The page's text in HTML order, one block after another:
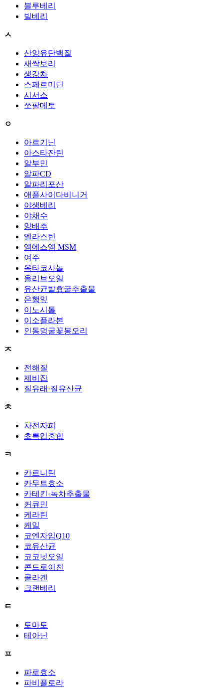
블루베리
빌베리
ㅅ
산양유단백질
새싹보리
생강차
스페르미딘
시서스
쏘팔메토
ㅇ
아르기닌
아스타잔틴
알부민
알파CD
알파리포산
애플사이다비니거
야생베리
야채수
양배추
엘라스틴
엠에스엠 MSM
여주
옥타코사놀
올리브오일
유산균발효굴추출물
은행잎
이노시톨
이소플라본
인동덩굴꽃봉오리
ㅈ
전해질
제비집
질유래·질유산균
ㅊ
차전자피
초록입홍합
ㅋ
카르니틴
카무트효소
카테킨·녹차추출물
커큐민
케라틴
케일
코엔자임Q10
코유산균
코코넛오일
콘드로이친
콜라겐
크랜베리
ㅌ
토마토
테아닌
ㅍ
파로효소
파비플로라